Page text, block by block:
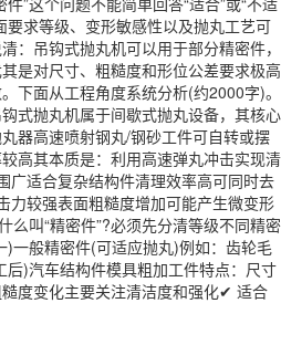
要求等级、变形敏感性以及抛丸工艺可
：吊钩式抛丸机可以用于部分精密件，
是对尺寸、粗糙度和形位公差要求极高
下面从工程角度系统分析(约2000字)。
式抛丸机属于间歇式抛丸设备，其核心
器高速喷射钢丸/钢砂工件可自转或摆
高其本质是：利用高速弹丸冲击实现清
广适合复杂结构件清理效率高可同时去
力较强表面粗糙度增加可能产生微变形
么叫“精密件”?必须先分清等级不同精密
一般精密件(可适应抛丸)例如：齿轮毛
)汽车结构件模具粗加工件特点：尺寸
度变化主要关注清洁度和强化✔ 适合